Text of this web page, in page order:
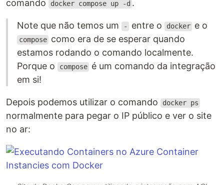
comando
docker compose up -d .
Note que não temos um - entre o docker e o
compose como era de se esperar quando
estamos rodando o comando localmente.
Porque o
compose é um comando da integração
em si!
Depois podemos utilizar o comando docker ps
normalmente para pegar o IP público e ver o site
no ar: